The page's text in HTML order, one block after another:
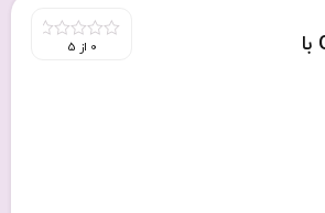
ساعت هوشمند گلوریمی مدل Glorimi Smart Lady watch GL1 با
0 از 5